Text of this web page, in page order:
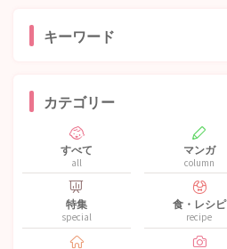
キーワード
カテゴリー
すべて
all
マンガ
column
特集
special
食・レシピ
recipe